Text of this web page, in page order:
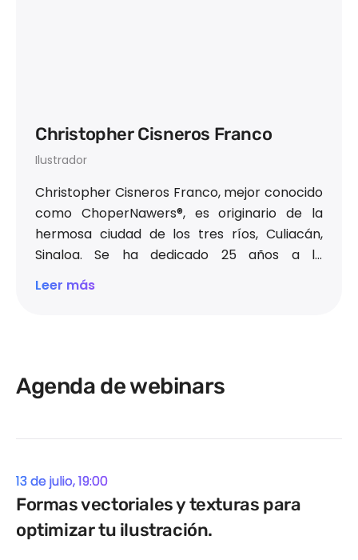
Christopher Cisneros Franco
Ilustrador
Christopher Cisneros Franco, mejor conocido
como ChoperNawers®, es originario de la
hermosa ciudad de los tres ríos, Culiacán,
Sinaloa. Se ha dedicado 25 años a la
ilustración de manera profesional. A lo largo
TV UNAM, Canal 22, ACNUR, PNUD, ONU DC,
Cerveza Indio, Comex, Kybernus, Grupo
Laurence King, Monsa Ediciones, SRK, Belio
Instagram:@chopernawers
Leer más
Agenda de webinars
13 de julio, 19:00
Formas vectoriales y texturas para
optimizar tu ilustración.